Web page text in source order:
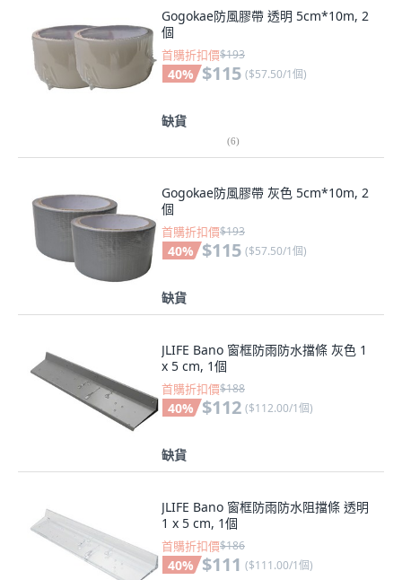
Gogokae防風膠帶 透明 5cm*10m, 2
個
首購折扣價$193
40% $115 ($57.50/1個)
缺貨
(6)
Gogokae防風膠帶 灰色 5cm*10m, 2
個
首購折扣價$193
40% $115 ($57.50/1個)
缺貨
JLIFE Bano 窗框防雨防水擋條 灰色 1
x 5 cm, 1個
首購折扣價$188
40% $112 ($112.00/1個)
缺貨
JLIFE Bano 窗框防雨防水阻擋條 透明
1 x 5 cm, 1個
首購折扣價$186
40% $111 ($111.00/1個)